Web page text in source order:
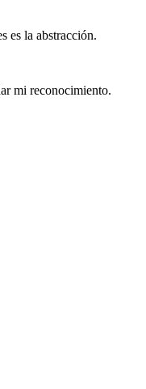
es la abstracción.
mi reconocimiento.